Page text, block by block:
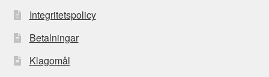
Integritetspolicy
Betalningar
Klagomål